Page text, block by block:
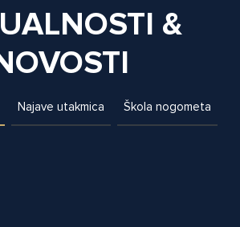
&
Najave utakmica Škola nogometa